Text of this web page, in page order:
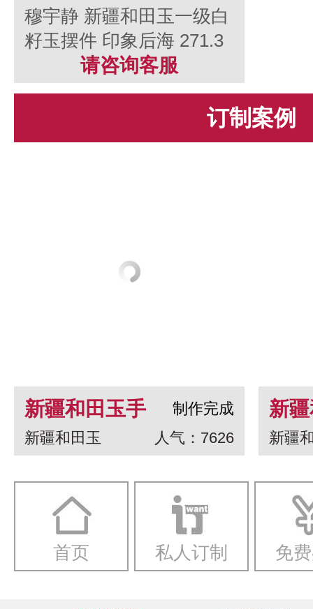
穆宇静 新疆和田玉一级白
籽玉摆件 印象后海 271.3
请咨询客服
订制案例
新疆和田玉手
串 龙生九子
制作完成
新疆和田玉
人气：7626
新
白
一
新疆
首页 私人订制 免